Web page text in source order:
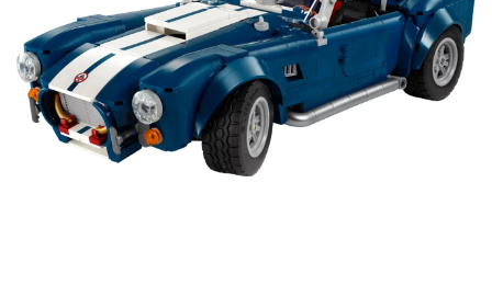
массивный тканевый элемент крыши — его можно
складывать и раскладывать, как в настоящем Ford
Model T;
откидное ветровое стекло — деталь, типичная для
ранних автомобилей.